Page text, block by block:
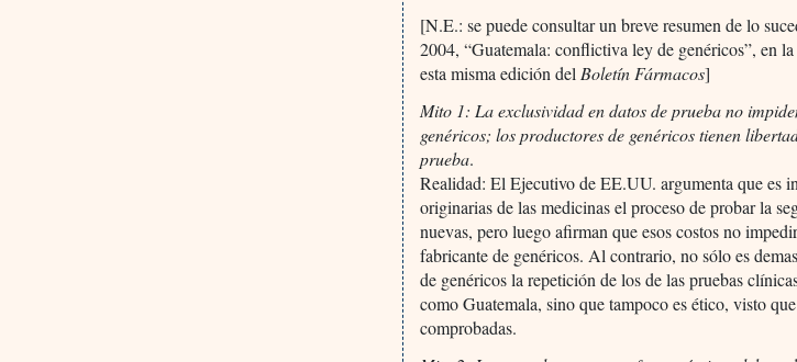
[N.E.: se puede consultar un breve resumen de lo
2004, “Guatemala: conflictiva ley de genéricos”, en
esta misma edición del Boletín Fármacos]
Mito 1: La exclusividad en datos de prueba no
genéricos; los productores de genéricos tienen
prueba.
Realidad: El Ejecutivo de EE.UU. argumenta que es
originarias de las medicinas el proceso de probar la
nuevas, pero luego afirman que esos costos no
fabricante de genéricos. Al contrario, no sólo es
de genéricos la repetición de los de las pruebas
como Guatemala, sino que tampoco es ético, visto
comprobadas.